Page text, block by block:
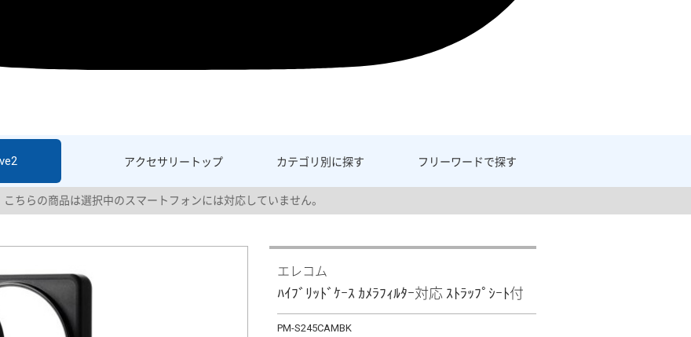
アクセサリー トップ カテゴリ別に探す フリーワードで探す
こちらの商品は選択中のスマートフォンには対応していません。
エレコム
ﾊｲﾌﾞﾘｯﾄﾞｹｰｽ ｶﾒﾗﾌｨﾙﾀｰ対応 ｽﾄﾗｯﾌﾟｼｰﾄ付
PM-S245CAMBK